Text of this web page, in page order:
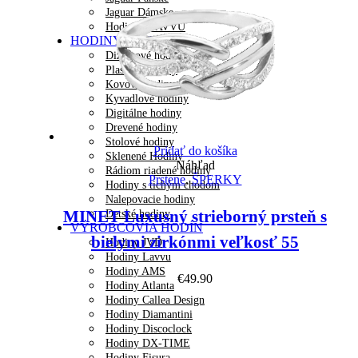
Jaguar Dámske
Hodinky LAVVU
HODINY NA STENU
Dizajnové hodiny
Plastové hodiny
Kovové hodiny
Kyvadlové hodiny
Digitálne hodiny
Drevené hodiny
Stolové hodiny
Sklenené Hodiny
Rádiom riadené hodiny
Hodiny s tichým chodom
Nalepovacie hodiny
Detské hodiny
VÝROBCOVIA HODÍN
Hodiny JVD
Hodiny Lavvu
Hodiny AMS
Hodiny Atlanta
Hodiny Callea Design
Hodiny Diamantini
Hodiny Discoclock
Hodiny DX-TIME
Pridať do košíka
Náhľad
Prstene,ŠPERKY
MINET Luxusný strieborný prsteň s
bielymi zirkónmi veľkosť 55
€49.90